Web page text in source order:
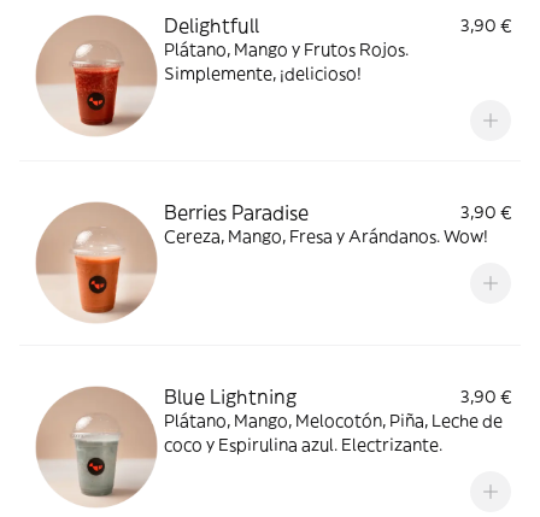
Delightfull
3,90 €
Plátano, Mango y Frutos Rojos.
Simplemente, ¡delicioso!
Berries Paradise
3,90 €
Cereza, Mango, Fresa y Arándanos. Wow!
Blue Lightning
3,90 €
Plátano, Mango, Melocotón, Piña, Leche de
coco y Espirulina azul. Electrizante.